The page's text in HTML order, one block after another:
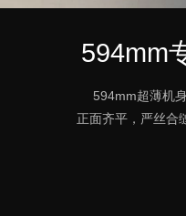
594mm
594mm超薄机
正面齐平，严丝合